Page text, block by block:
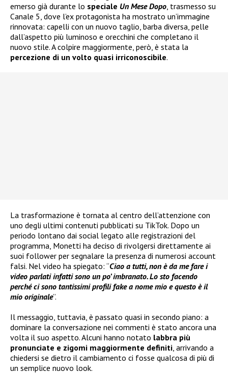
emerso già durante lo speciale Un Mese Dopo, trasmesso su
Canale 5, dove l’ex protagonista ha mostrato un’immagine
rinnovata: capelli con un nuovo taglio, barba diversa, pelle
dall’aspetto più luminoso e orecchini che completano il
nuovo stile. A colpire maggiormente, però, è stata la
percezione di un volto quasi irriconoscibile.
La trasformazione è tornata al centro dell’attenzione con
uno degli ultimi contenuti pubblicati su TikTok. Dopo un
periodo lontano dai social legato alle registrazioni del
programma, Monetti ha deciso di rivolgersi direttamente ai
suoi follower per segnalare la presenza di numerosi account
falsi. Nel video ha spiegato: “Ciao a tutti, non è da me fare i
video parlati infatti sono un po’ imbranato. Lo sto facendo
perché ci sono tantissimi profili fake a nome mio e questo è il
mio originale”.
Il messaggio, tuttavia, è passato quasi in secondo piano: a
dominare la conversazione nei commenti è stato ancora una
volta il suo aspetto. Alcuni hanno notato labbra più
pronunciate e zigomi maggiormente definiti, arrivando a
chiedersi se dietro il cambiamento ci fosse qualcosa di più di
un semplice nuovo look.